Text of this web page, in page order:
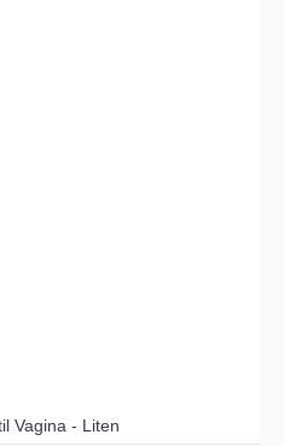
Vagina - Liten